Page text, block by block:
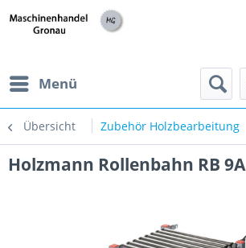
Menü
Übersicht Zubehör Holzbearbeitung
Holzmann Rollenbahn RB 9A